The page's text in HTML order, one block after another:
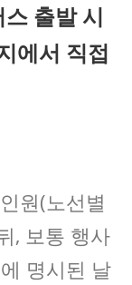
출발 시
에서 직접
원(노선별
, 보통 행사
명시된 날